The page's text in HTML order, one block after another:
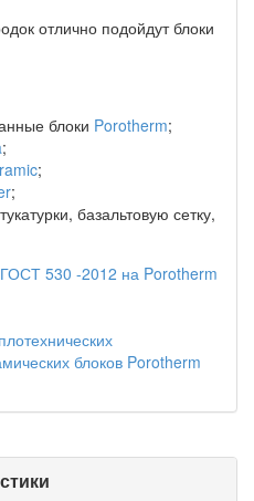
отлично подойдут блоки
блоки Porotherm;
;
;
;
базальтовую сетку,
530 -2012 на Porotherm
блоков Porotherm